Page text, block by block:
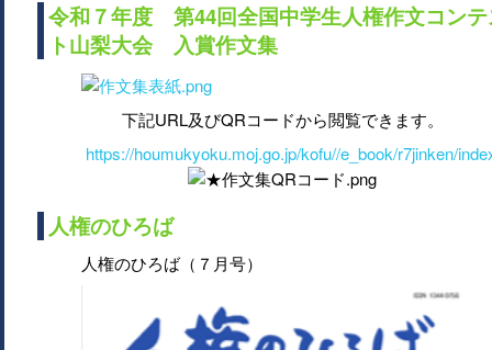
令和７年度 第44回全国中学生人権作文コン
ト山梨大会 入賞作文集
下記URL及びQRコードから閲覧できます。
https://houmukyoku.moj.go.jp/kofu//e_book/r7jinken/
人権のひろば
人権のひろば（７月号）